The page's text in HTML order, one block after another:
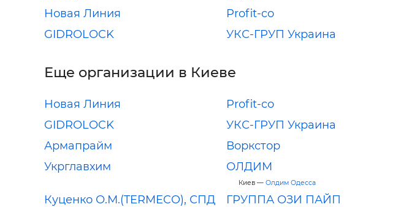
Новая Линия
Profit-co
GIDROLOCK
УКС-ГРУП Украина
Еще организации в Киеве
Новая Линия
Profit-co
GIDROLOCK
УКС-ГРУП Украина
Армапрайм
Воркстор
Укрглавхим
ОЛДИМ
Киев — Олдим Одесса
Куценко О.М.(TERMECO), СПД ГРУППА ОЗИ ПАЙП